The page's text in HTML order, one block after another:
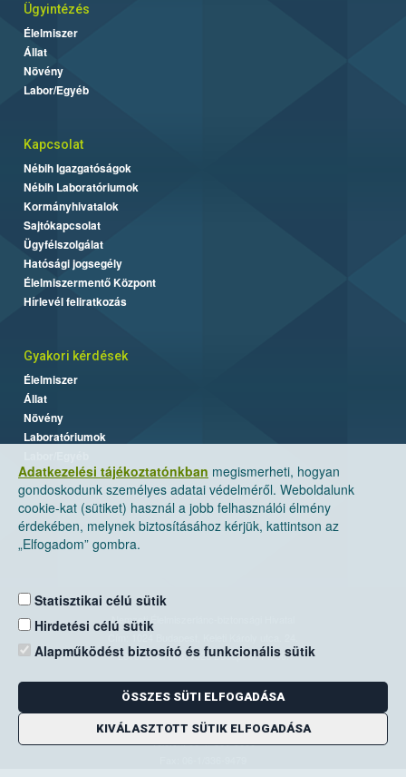
Adatkezelési tájékoztatónkban megismerheti, hogyan
gondoskodunk személyes adatai védelméről. Weboldalunk
cookie-kat (sütiket) használ a jobb felhasználói élmény
érdekében, melynek biztosításához kérjük, kattintson az
„Elfogadom” gombra.
Statisztikai célú sütik
Hirdetési célú sütik
Alapműködést biztosító és funkcionális sütik
ÖSSZES SÜTI ELFOGADÁSA
KIVÁLASZTOTT SÜTIK ELFOGADÁSA
Ügyintézés
Élelmiszer
Állat
Növény
Labor/Egyéb
Kapcsolat
Nébih Igazgatóságok
Nébih Laboratóriumok
Kormányhivatalok
Sajtókapcsolat
Ügyfélszolgálat
Hatósági jogsegély
Élelmiszermentő Központ
Hírlevél feliratkozás
Gyakori kérdések
Élelmiszer
Állat
Növény
Laboratóriumok
Nemzeti Élelmiszerlánc-biztonsági Hivatal
Levelezési cím: 1525 Budapest. Pf. 30.
E-mail:ugyfelszolgalat@nebih.gov.hu
Zöld szám: 06-80/263-244
Telefon: 06-1/ 336-9000